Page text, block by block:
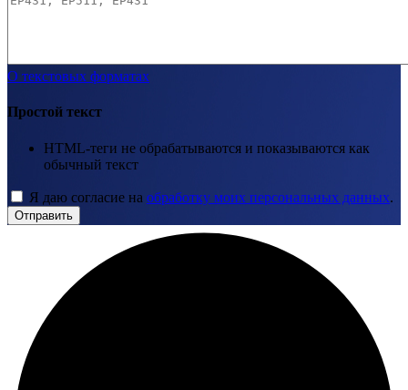
О текстовых форматах
Простой текст
HTML-теги не обрабатываются и показываются как
обычный текст
Я даю согласие на обработку моих персональных данных.
Отправить